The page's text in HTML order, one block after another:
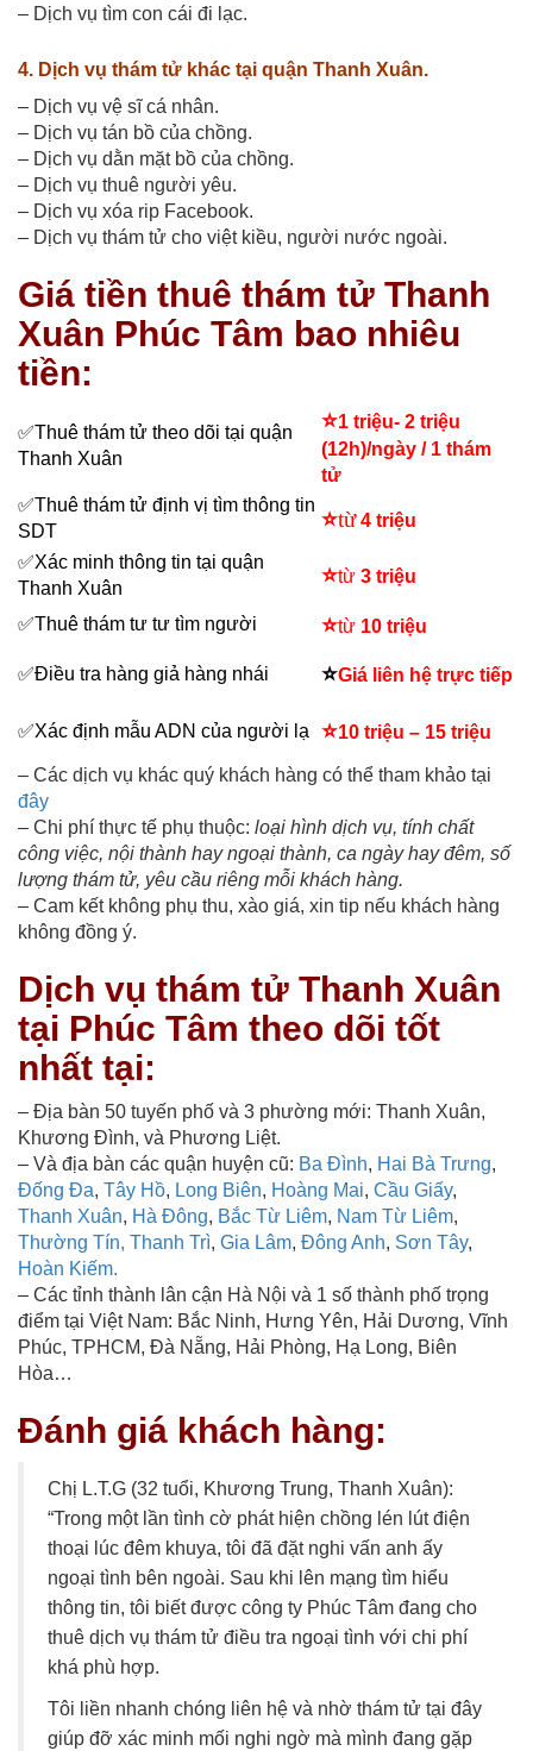
– Dịch vụ tìm con cái đi lạc.
4. Dịch vụ thám tử khác tại quận Thanh Xuân.
– Dịch vụ vệ sĩ cá nhân.
– Dịch vụ tán bồ của chồng.
– Dịch vụ dằn mặt bồ của chồng.
– Dịch vụ thuê người yêu.
– Dịch vụ xóa rip Facebook.
– Dịch vụ thám tử cho việt kiều, người nước ngoài.
Giá tiền thuê thám tử Thanh
Xuân Phúc Tâm bao nhiêu
tiền:
✅Thuê thám tử theo dõi tại quận
Thanh Xuân
⭐1 triệu- 2 triệu
(12h)/ngày / 1 thám
tử
✅Thuê thám tử định vị tìm thông tin
SDT
⭐từ4 triệu
✅Xác minh thông tin tại quận
Thanh Xuân
⭐từ 3 triệu
✅Thuê thám tư tư tìm người ⭐từ 10 triệu
✅Điều tra hàng giả hàng nhái ⭐Giá liên hệ trực tiếp
✅Xác định mẫu ADN của người lạ ⭐10 triệu – 15 triệu
– Các dịch vụ khác quý khách hàng có thể tham khảo tại
đây
– Chi phí thực tế phụ thuộc: loại hình dịch vụ, tính chất
công việc, nội thành hay ngoại thành, ca ngày hay đêm, số
lượng thám tử, yêu cầu riêng mỗi khách hàng.
– Cam kết không phụ thu, xào giá, xin tip nếu khách hàng
không đồng ý.
Dịch vụ thám tử Thanh Xuân
tại Phúc Tâm theo dõi tốt
nhất tại:
– Địa bàn 50 tuyến phố và 3 phường mới: Thanh Xuân,
Khương Đình, và Phương Liệt.
– Và địa bàn các quận huyện cũ: Ba Đình, Hai Bà Trưng,
Đống Đa, Tây Hồ, Long Biên, Hoàng Mai, Cầu Giấy,
Thanh Xuân, Hà Đông, Bắc Từ Liêm, Nam Từ Liêm,
Thường Tín, Thanh Trì, Gia Lâm, Đông Anh, Sơn Tây,
Hoàn Kiếm.
– Các tỉnh thành lân cận Hà Nội và 1 số thành phố trọng
điểm tại Việt Nam: Bắc Ninh, Hưng Yên, Hải Dương, Vĩnh
Phúc, TPHCM, Đà Nẵng, Hải Phòng, Hạ Long, Biên
Hòa…
Đánh giá khách hàng:
Chị L.T.G (32 tuổi, Khương Trung, Thanh Xuân):
“Trong một lần tình cờ phát hiện chồng lén lút điện
thoại lúc đêm khuya, tôi đã đặt nghi vấn anh ấy
ngoại tình bên ngoài. Sau khi lên mạng tìm hiểu
thông tin, tôi biết được công ty Phúc Tâm đang cho
thuê dịch vụ thám tử điều tra ngoại tình với chi phí
khá phù hợp.
Tôi liền nhanh chóng liên hệ và nhờ thám tử tại đây
giúp đỡ xác minh mối nghi ngờ mà mình đang gặp